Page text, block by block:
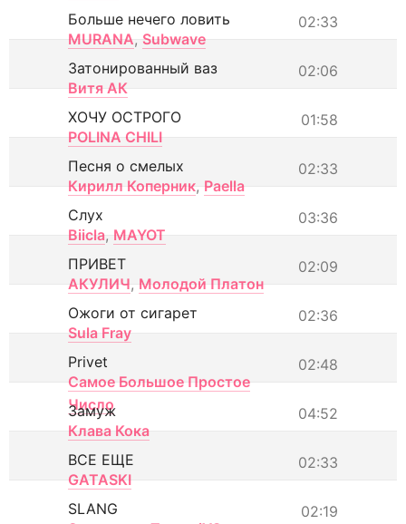
02:33
Больше нечего ловить
MURANA, Subwave
02:06
Затонированный ваз
Витя АК
01:58
ХОЧУ ОСТРОГО
POLINA CHILI
02:33
Песня о смелых
Кирилл Коперник, Paella
03:36
Слух
Biicla, MAYOT
02:09
ПРИВЕТ
АКУЛИЧ, Молодой Платон
02:36
Ожоги от сигарет
Sula Fray
02:48
Privet
Самое Большое Простое
Число
04:52
Замуж
Клава Кока
02:33
ВСЕ ЕЩЕ
GATASKI
02:19
SLANG